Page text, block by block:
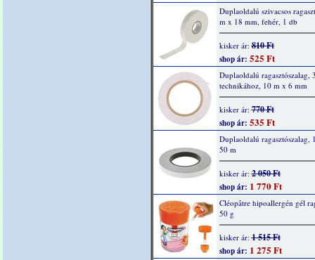
Duplaoldalú szivacsos
m x 18 mm, fehér, 1 db
kisker ár:810 Ft
shop ár: 525 Ft
Duplaoldalú ragasztószalag,
technikához, 10 m x 6 mm
kisker ár:770 Ft
shop ár: 535 Ft
Duplaoldalú ragasztószalag,
50 m
kisker ár:2 050 Ft
shop ár: 1 770 Ft
Cléopâtre hipoallergén gél
50 g
kisker ár:1 515 Ft
shop ár: 1 275 Ft